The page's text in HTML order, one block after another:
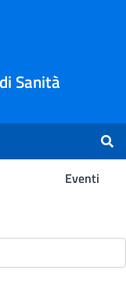
Sanità
Eventi
-